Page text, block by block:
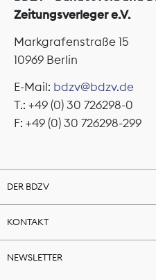
Zeitungsverleger e.V.
Markgrafenstraße 15
10969 Berlin
E-Mail: bdzv@bdzv.de
T.: +49 (0) 30 726298-0
F: +49 (0) 30 726298-299
DER BDZV
KONTAKT
NEWSLETTER